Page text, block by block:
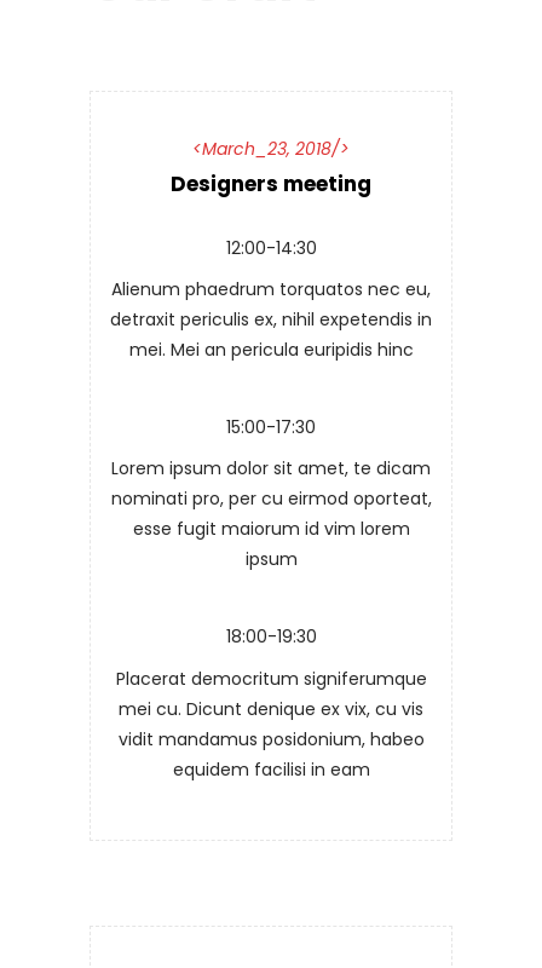
March_23, 2018
Designers meeting
12:00-14:30
Alienum phaedrum torquatos nec eu,
detraxit periculis ex, nihil expetendis in
mei. Mei an pericula euripidis hinc
15:00-17:30
Lorem ipsum dolor sit amet, te dicam
nominati pro, per cu eirmod oporteat,
esse fugit maiorum id vim lorem
ipsum
18:00-19:30
Placerat democritum signiferumque
mei cu. Dicunt denique ex vix, cu vis
vidit mandamus posidonium, habeo
equidem facilisi in eam